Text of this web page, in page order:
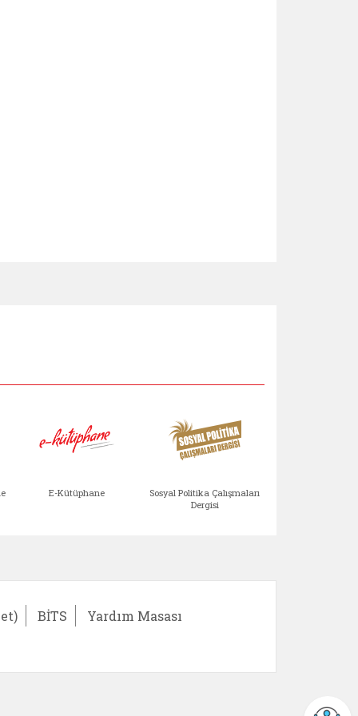
E-Kütüphane
Sosyal Politika Çalışmaları
Dergisi
BİTS Yardım Masası